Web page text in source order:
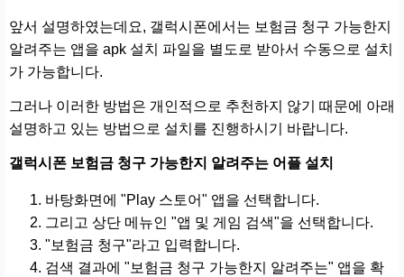
앞서 설명하였는데요, 갤럭시폰에서는 보험금 청구 가능한지
알려주는 앱을 apk 설치 파일을 별도로 받아서 수동으로 설치
가 가능합니다.
그러나 이러한 방법은 개인적으로 추천하지 않기 때문에 아래
설명하고 있는 방법으로 설치를 진행하시기 바랍니다.
갤럭시폰 보험금 청구 가능한지 알려주는 어플 설치
바탕화면에 "Play 스토어" 앱을 선택합니다.
그리고 상단 메뉴인 "앱 및 게임 검색"을 선택합니다.
"보험금 청구"라고 입력합니다.
검색 결과에 "보험금 청구 가능한지 알려주는" 앱을 확